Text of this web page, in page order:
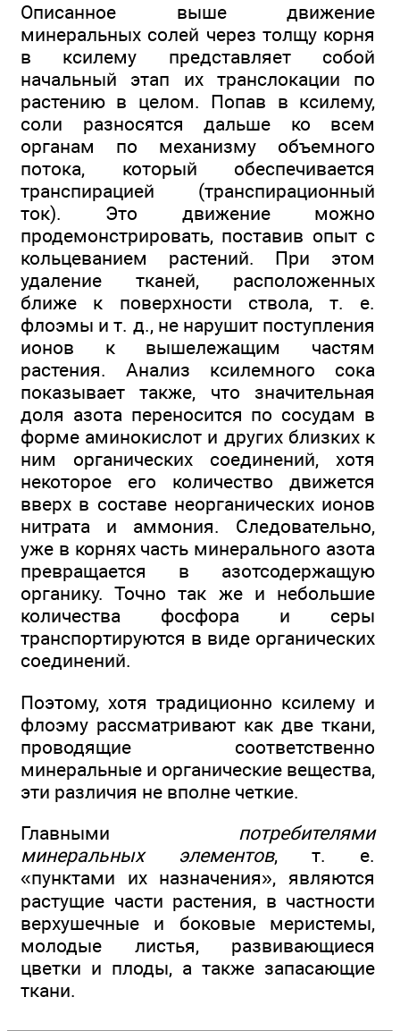
Описанное выше движение
минеральных солей через толщу корня
в ксилему представляет собой
начальный этап их транслокации по
растению в целом. Попав в ксилему,
соли разносятся дальше ко всем
органам по механизму объемного
потока, который обеспечивается
транспирацией (транспирационный
ток). Это движение можно
продемонстрировать, поставив опыт с
кольцеванием растений. При этом
удаление тканей, расположенных
ближе к поверхности ствола, т. е.
флоэмы и т. д., не нарушит поступления
ионов к вышележащим частям
растения. Анализ ксилемного сока
показывает также, что значительная
доля азота переносится по сосудам в
форме аминокислот и других близких к
ним органических соединений, хотя
некоторое его количество движется
вверх в составе неорганических ионов
нитрата и аммония. Следовательно,
уже в корнях часть минерального азота
превращается в азотсодержащую
органику. Точно так же и небольшие
количества фосфора и серы
транспортируются в виде органических
соединений.
Поэтому, хотя традиционно ксилему и
флоэму рассматривают как две ткани,
проводящие соответственно
минеральные и органические вещества,
эти различия не вполне четкие.
Главными потребителями
минеральных элементов, т. е.
«пунктами их назначения», являются
растущие части растения, в частности
верхушечные и боковые меристемы,
молодые листья, развивающиеся
цветки и плоды, а также запасающие
ткани.